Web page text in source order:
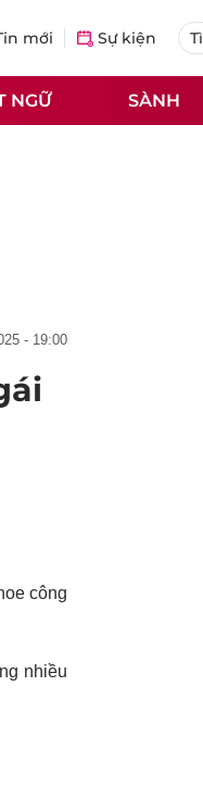
mới Sự kiện
NGỮ SÀNH
- 19:00
công
nhiều